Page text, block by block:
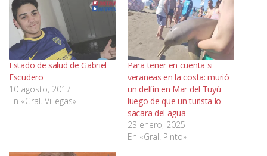
Estado de salud de Gabriel
Escudero
10 agosto, 2017
En «Gral. Villegas»
Para tener en cuenta si
veraneas en la costa: murió
un delfín en Mar del Tuyú
luego de que un turista lo
sacara del agua
23 enero, 2025
En «Gral. Pinto»